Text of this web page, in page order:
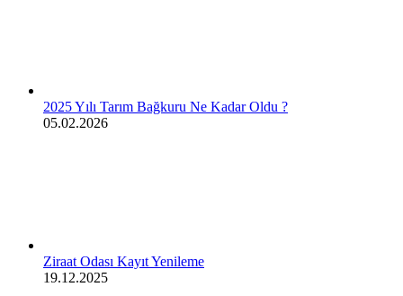
2025 Yılı Tarım Bağkuru Ne Kadar Oldu ?
05.02.2026
Ziraat Odası Kayıt Yenileme
19.12.2025